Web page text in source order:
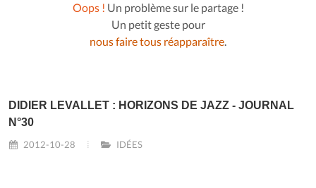
Oops ! Un problème sur le partage !
Un petit geste pour
nous faire tous réapparaître.
DIDIER LEVALLET : HORIZONS DE JAZZ - JOURNAL
N°30
2012-10-28 IDÉES